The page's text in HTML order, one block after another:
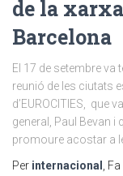
de la
Barcelona
El 17 de setembre va
reunió de les ciutats
d’EUROCITIES, que
general, Paul Bevan i
promoure acostar a
Per internacional , Fa